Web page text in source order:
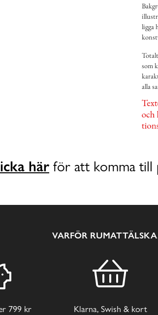
ligga
som
alla
här för att komma till
VARFÖR
799 kr Klarna, Swish & kort